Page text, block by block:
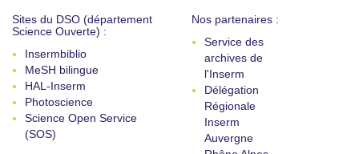
Sites du DSO (département
Science Ouverte) :
Insermbiblio
MeSH bilingue
HAL-Inserm
Photoscience
Science Open Service
(SOS)
Nos partenaires :
Service des
archives de
l'Inserm
Délégation
Régionale
Inserm
Auvergne